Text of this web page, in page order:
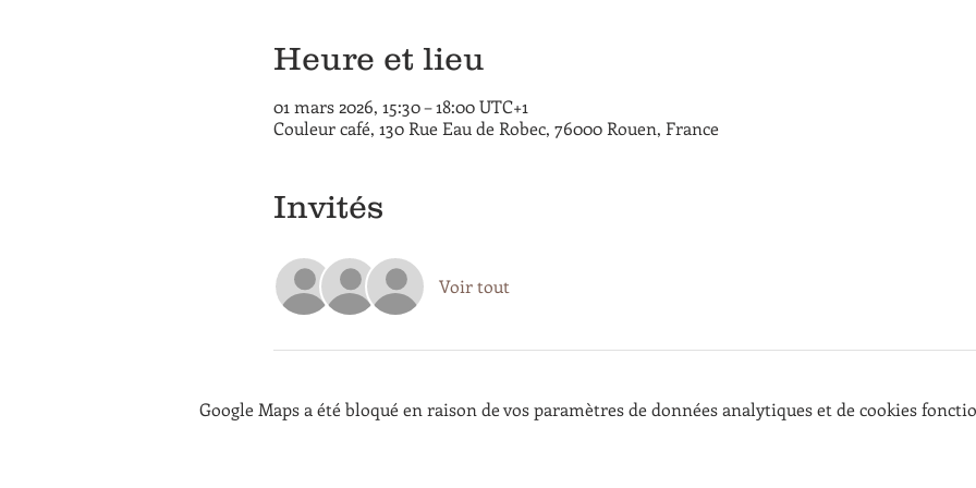
Heure et lieu
01 mars 2026, 15:30 – 18:00 UTC+1
Couleur café, 130 Rue Eau de Robec, 76000 Rouen, France
Invités
Voir tout
Google Maps a été bloqué en raison de vos paramètres de données analytiques et de cookies